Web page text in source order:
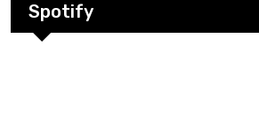
Spotify